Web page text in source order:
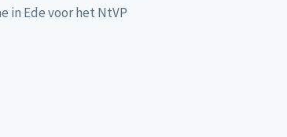
in Ede voor het NtVP